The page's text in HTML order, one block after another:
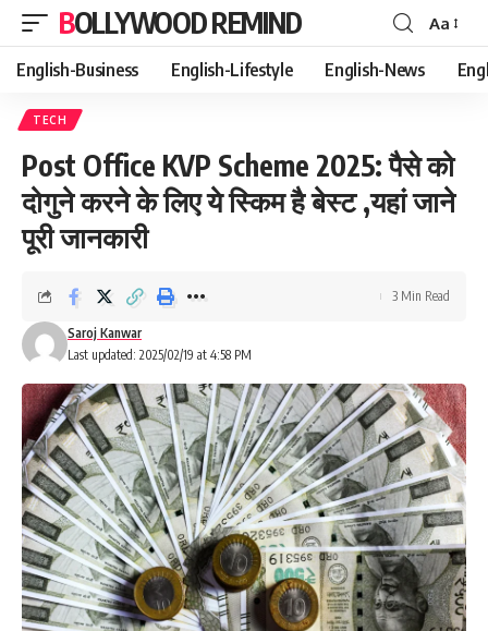
BOLLYWOOD REMIND
Font
Resizer
Aa
English-Business English-Lifestyle English-News
TECH
Post Office KVP Scheme 2025: पैसे को
दोगुने करने के लिए ये स्किम है बेस्ट ,यहां जाने
पूरी जानकारी
Last updated: 2025/02/19 at 4:58 PM
Saroj Kanwar
3 Min Read